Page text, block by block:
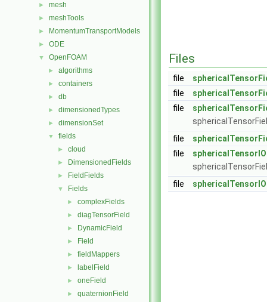
► mesh
► meshTools
► MomentumTransportModels
► ODE
▼ OpenFOAM
► algorithms
► containers
► db
► dimensionedTypes
► dimensionSet
▼ fields
► cloud
► DimensionedFields
► FieldFields
▼ Fields
► complexFields
► diagTensorField
► DynamicField
► Field
► fieldMappers
► labelField
► oneField
► quaternionField
Files
file
file
file
file
file
file